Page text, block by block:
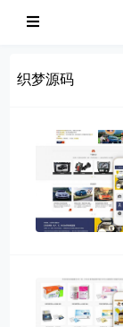
织梦源码